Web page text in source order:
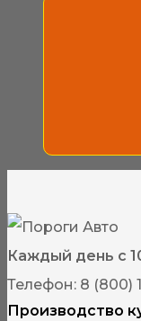
Каждый день с
Телефон: 8 (800)
Производство